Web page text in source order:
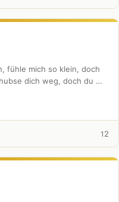
fühle mich so klein, doch
dich weg, doch du …
1 2